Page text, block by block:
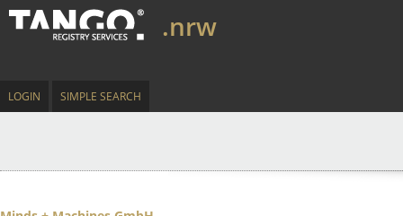
.nrw
LOGIN SIMPLE SEARCH